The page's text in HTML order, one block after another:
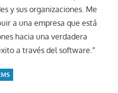
y sus organizaciones. Me
a una empresa que está
hacia una verdadera
a través del software.”